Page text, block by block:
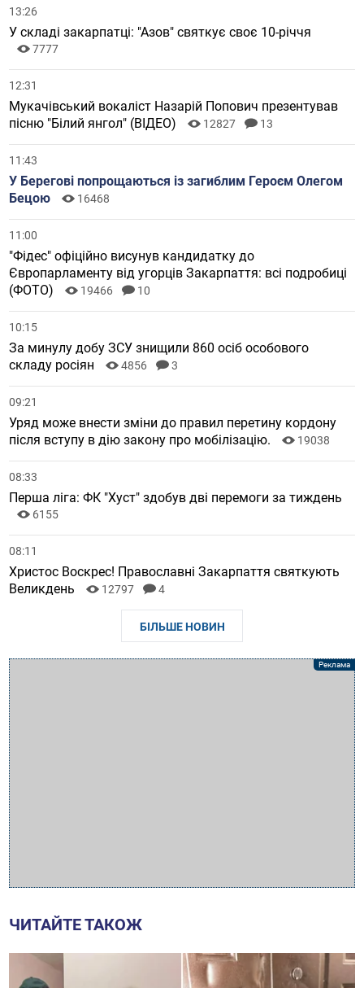
13:26
У складі закарпатці: "Азов" святкує своє 10-річчя
7777
12:31
Мукачівський вокаліст Назарій Попович презентував
пісню "Білий янгол" (ВІДЕО)
12827 13
11:43
У Берегові попрощаються із загиблим Героєм Олегом
Бецою
16468
11:00
"Фідес" офіційно висунув кандидатку до
Європарламенту від угорців Закарпаття: всі подробиці
(ФОТО)
19466 10
10:15
За минулу добу ЗСУ знищили 860 осіб особового
складу росіян
4856 3
09:21
Уряд може внести зміни до правил перетину кордону
після вступу в дію закону про мобілізацію.
19038
08:33
Перша ліга: ФК "Хуст" здобув дві перемоги за тиждень
6155
08:11
Христос Воскрес! Православні Закарпаття святкують
Великдень
12797 4
БІЛЬШЕ НОВИН
ЧИТАЙТЕ ТАКОЖ